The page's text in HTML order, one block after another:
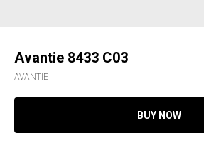
Avantie 8433 С03
AVANTIE
BUY NOW